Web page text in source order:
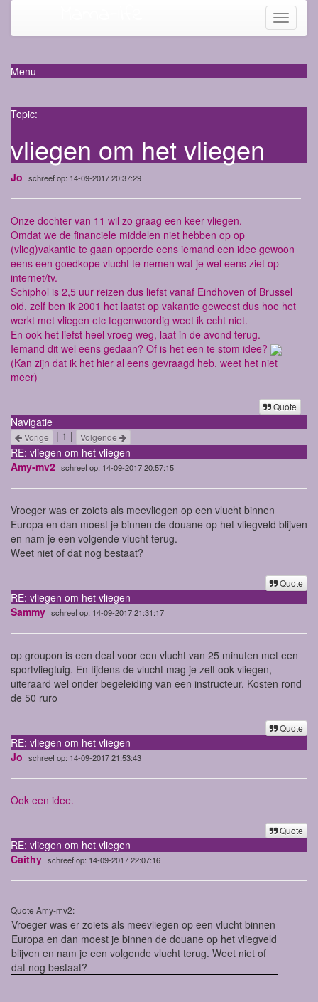
Toggle
Menu
Topic:
vliegen om het vliegen
Jo schreef op: 14-09-2017 20:37:29
Onze dochter van 11 wil zo graag een keer vliegen.
Omdat we de financiele middelen niet hebben op op
(vlieg)vakantie te gaan opperde eens iemand een idee gewoon
eens een goedkope vlucht te nemen wat je wel eens ziet op
internet/tv.
Schiphol is 2,5 uur reizen dus liefst vanaf Eindhoven of Brussel
oid, zelf ben ik 2001 het laatst op vakantie geweest dus hoe het
werkt met vliegen etc tegenwoordig weet ik echt niet.
En ook het liefst heel vroeg weg, laat in de avond terug.
Iemand dit wel eens gedaan? Of is het een te stom idee?
(Kan zijn dat ik het hier al eens gevraagd heb, weet het niet
meer)
Quote
Navigatie
Vorige | 1 | Volgende
RE: vliegen om het vliegen
Amy-mv2 schreef op: 14-09-2017 20:57:15
Vroeger was er zoiets als meevliegen op een vlucht binnen
Europa en dan moest je binnen de douane op het vliegveld blijven
en nam je een volgende vlucht terug.
Weet niet of dat nog bestaat?
Quote
RE: vliegen om het vliegen
Sammy schreef op: 14-09-2017 21:31:17
op groupon is een deal voor een vlucht van 25 minuten met een
sportvliegtuig. En tijdens de vlucht mag je zelf ook vliegen,
uiteraard wel onder begeleiding van een instructeur. Kosten rond
de 50 ruro
Quote
RE: vliegen om het vliegen
Jo schreef op: 14-09-2017 21:53:43
Ook een idee.
Quote
RE: vliegen om het vliegen
Caithy schreef op: 14-09-2017 22:07:16
Quote Amy-mv2:
Vroeger was er zoiets als meevliegen op een vlucht binnen
Europa en dan moest je binnen de douane op het vliegveld
blijven en nam je een volgende vlucht terug. Weet niet of
dat nog bestaat?